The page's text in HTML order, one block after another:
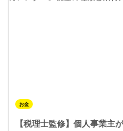
お金
【税理士監修】個人事業主